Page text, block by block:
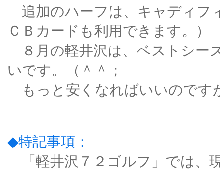
追加のハーフは、キャディフ
ＣＢカードも利用できます。）
８月の軽井沢は、ベストシー
いです。（＾＾；
もっと安くなればいいのです
◆特記事項：
「軽井沢７２ゴルフ」では、